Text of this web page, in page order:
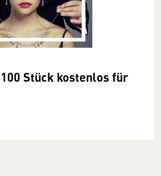
Stück kostenlos für